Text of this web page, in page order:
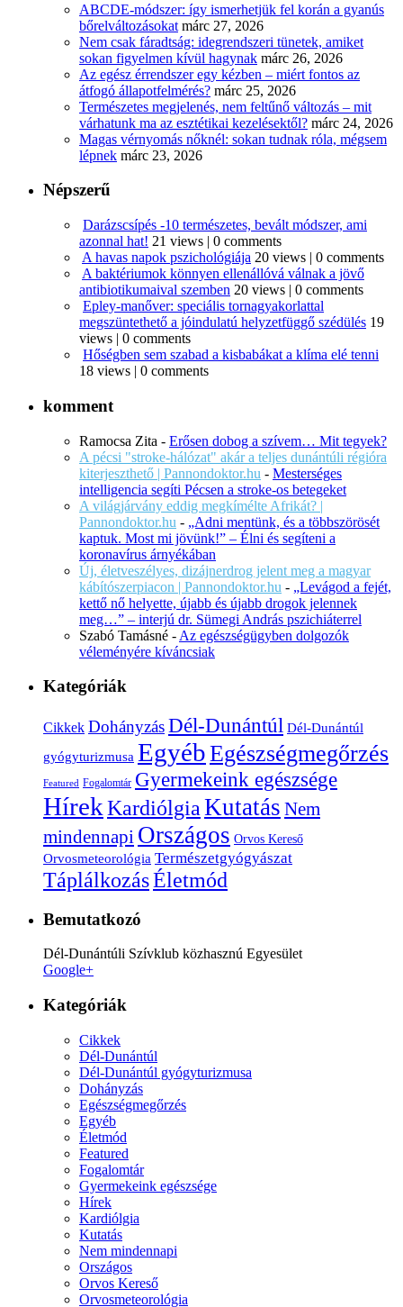
ABCDE‑módszer: így ismerhetjük fel korán a gyanús
bőrelváltozásokat márc 27, 2026
Nem csak fáradtság: idegrendszeri tünetek, amiket
sokan figyelmen kívül hagynak márc 26, 2026
Az egész érrendszer egy kézben – miért fontos az
átfogó állapotfelmérés? márc 25, 2026
Természetes megjelenés, nem feltűnő változás – mit
várhatunk ma az esztétikai kezelésektől? márc 24, 2026
Magas vérnyomás nőknél: sokan tudnak róla, mégsem
lépnek márc 23, 2026
Népszerű
Darázscsípés -10 természetes, bevált módszer, ami
azonnal hat! 21 views | 0 comments
A havas napok pszichológiája 20 views | 0 comments
A baktériumok könnyen ellenállóvá válnak a jövő
antibiotikumaival szemben 20 views | 0 comments
Epley-manőver: speciális tornagyakorlattal
megszüntethető a jóindulatú helyzetfüggő szédülés 19
views | 0 comments
Hőségben sem szabad a kisbabákat a klíma elé tenni
18 views | 0 comments
komment
Ramocsa Zita - Erősen dobog a szívem… Mit tegyek?
A pécsi "stroke-hálózat" akár a teljes dunántúli régióra
kiterjeszthető | Pannondoktor.hu - Mesterséges
intelligencia segíti Pécsen a stroke-os betegeket
A világjárvány eddig megkímélte Afrikát? |
Pannondoktor.hu - „Adni mentünk, és a többszörösét
kaptuk. Most mi jövünk!” – Élni és segíteni a
koronavírus árnyékában
Új, életveszélyes, dizájnerdrog jelent meg a magyar
kábítószerpiacon | Pannondoktor.hu - „Levágod a fejét,
kettő nő helyette, újabb és újabb drogok jelennek
meg…” – interjú dr. Sümegi András pszichiáterrel
Szabó Tamásné - Az egészségügyben dolgozók
véleményére kíváncsiak
Kategóriák
Cikkek DohányzásDél-Dunántúl Dél-Dunántúl
gyógyturizmusa EgyébEgészségmegőrzés
Featured Fogalomtár Gyermekeink egészsége
HírekKardiólgia Kutatás Nem
mindennapi Országos Orvos Kereső
Orvosmeteorológia Természetgyógyászat
TáplálkozásÉletmód
Bemutatkozó
Dél-Dunántúli Szívklub közhasznú Egyesület
Google+
Kategóriák
Cikkek
Dél-Dunántúl
Dél-Dunántúl gyógyturizmusa
Dohányzás
Egészségmegőrzés
Egyéb
Életmód
Featured
Fogalomtár
Gyermekeink egészsége
Hírek
Kardiólgia
Kutatás
Nem mindennapi
Országos
Orvos Kereső
Orvosmeteorológia